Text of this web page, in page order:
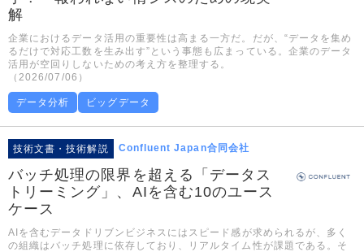
解
企業におけるデータ活用の重要性は高まる一方だ。だが、“データを集め
るだけで対応工数を生み出す”という事態も広まっている。企業のデータ
活用が空回りしないための考え方を整理する。
（2026/07/06）
データ分析 ビッグデータ
技術文書・技術解説 Confluent Japan合同会社
バッチ処理の限界を超える「データス
トリーミング」、AIを含む10のユース
ケース
AIを含むデータドリブンビジネスにはスピード感が求められるが、多く
の組織はバッチ処理に依存しており、リアルタイム性が課題である。そ